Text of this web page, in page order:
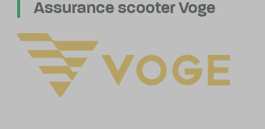
Assurance scooter Voge